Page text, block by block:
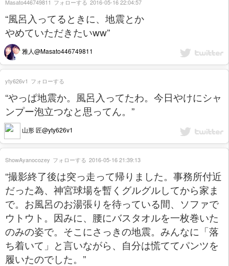
“風呂入ってるときに、地震とか
やめていただきたいww”
雅人@Masato446749811
Masato446749811 フォローする 2016-05-16 22:04:57
“やっぱ地震か。風呂入ってたわ。今日やけにシャ
ンプー泡立つなと思ってん。”
山形 匠@yty626v1
yty626v1 フォローする
“撮影終了後は突っ走って帰りました。事務所付近
だった為、神宮球場を暫くグルグルしてから家ま
で。お風呂のお湯張りを待っている間、ソファで
ウトウト。因みに、腰にバスタオルを一枚巻いた
のみの姿で。そこにさっきの地震。みんなに「落
ち着いて」と言いながら、自分は慌ててパンツを
履いたのでした。”
ShowAyanocozey フォローする 2016-05-16 21:39:13